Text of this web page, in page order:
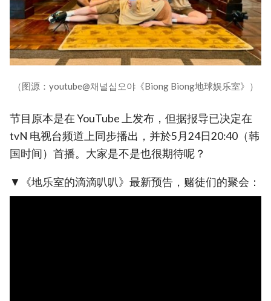
（图源：youtube@채널십오야《Biong Biong地球娱乐室》）
节目原本是在 YouTube 上发布，但据报导已决定在
tvN 电视台频道上同步播出，并於5月24日20:40（韩
国时间）首播。大家是不是也很期待呢？
▼《地乐室的滴滴叭叭》最新预告，赌徒们的聚会：